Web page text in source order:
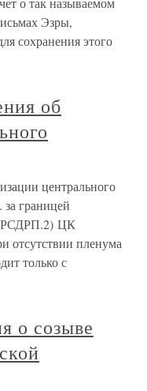
Эзры,
сохранения этого
об
центрального
границей
РСДРП.2) ЦК
отсутствии пленума
только с
о созыве